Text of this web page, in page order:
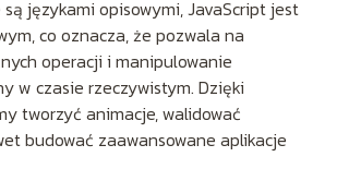
są językami opisowymi, JavaScript jest
co oznacza, że pozwala na
operacji i manipulowanie
w czasie rzeczywistym. Dzięki
tworzyć animacje, walidować
budować zaawansowane aplikacje